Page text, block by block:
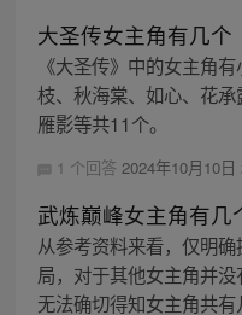
大圣传女主角有几个
《大圣传》中的女主角
枝、秋海棠、如心、花
雁影等共11个。
1 个回答 2024年10月10日
武炼巅峰女主角有几
从参考资料来看，仅明
局，对于其他女主角并没
无法确切得知女主角共有